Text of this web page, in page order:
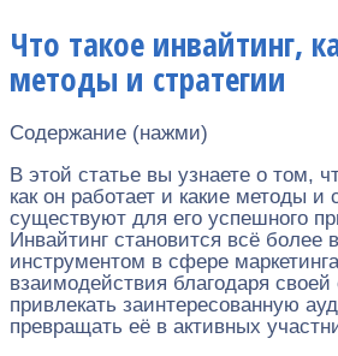
Что такое инвайтинг,
методы и стратегии
Содержание (нажми)
В этой статье вы узнаете о том,
как он работает и какие методы и
существуют для его успешного
Инвайтинг становится всё более
инструментом в сфере
взаимодействия благодаря своей
привлекать заинтересованную
превращать её в активных